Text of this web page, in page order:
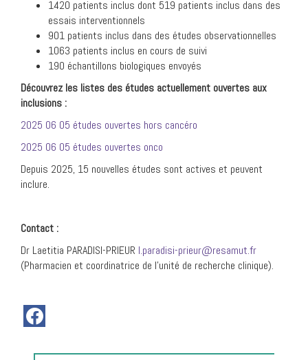
1420 patients inclus dont 519 patients inclus dans des
essais interventionnels
901 patients inclus dans des études observationnelles
1063 patients inclus en cours de suivi
190 échantillons biologiques envoyés
Découvrez les listes des études actuellement ouvertes aux
inclusions :
2025 06 05 études ouvertes hors cancéro
2025 06 05 études ouvertes onco
Depuis 2025, 15 nouvelles études sont actives et peuvent
inclure.
Contact :
Dr Laetitia PARADISI-PRIEUR l.paradisi-prieur@resamut.fr
(Pharmacien et coordinatrice de l’unité de recherche clinique).